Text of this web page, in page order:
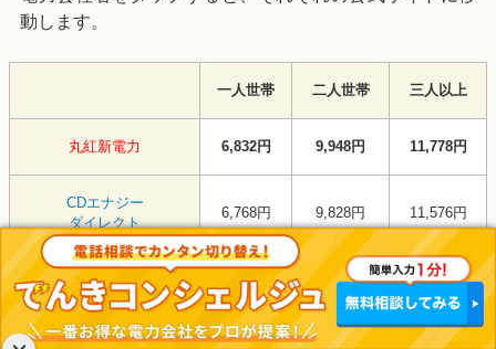
動します。
一人世帯 二人世帯 三人以上
丸紅新電力 6,832円 9,948円 11,778円
CDエナジー
ダイレクト
6,768円 9,828円 11,576円
TERASEL
でんき
6,760円 9,724円 11,450円